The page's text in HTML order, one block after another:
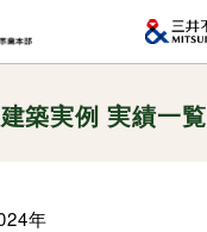
お問い合わせ
建築実例 実績一覧
年